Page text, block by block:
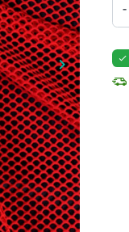
Nästa
keyboard_arrow_right
-
